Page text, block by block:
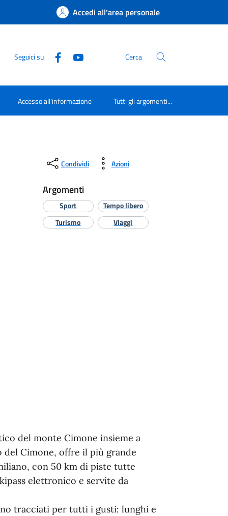
Accedi all'area personale
Seguici su Cerca
Accesso all'informazione Tutti gli argomenti...
Condividi Azioni
Argomenti
Sport
Tempo libero
Turismo
Viaggi
del monte Cimone insieme a
del Cimone, offre il più grande
con 50 km di piste tutte
elettronico e servite da
tracciati per tutti i gusti: lunghi e